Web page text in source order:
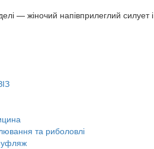
— жіночий напівприлеглий силует і
та риболовлі